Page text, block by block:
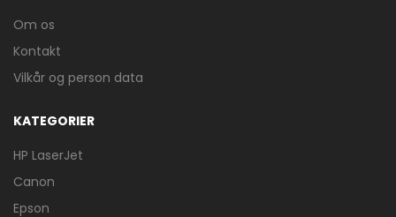
Om os
Kontakt
Vilkår og person data
KATEGORIER
HP LaserJet
Canon
Epson